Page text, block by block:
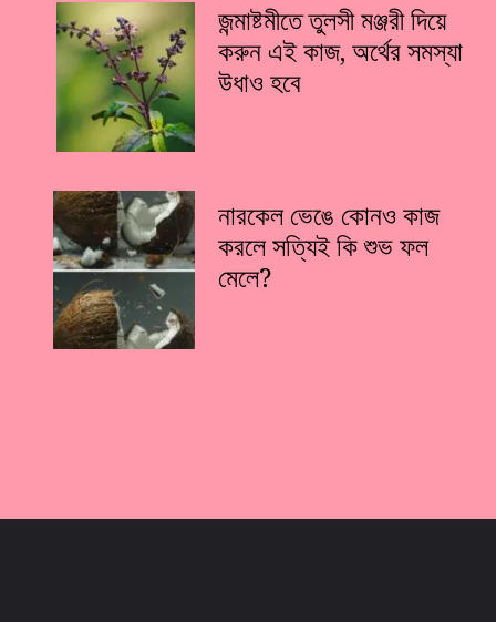
নারকেল ভেঙে কোনও কাজ
করলে সত্যিই কি শুভ ফল
মেলে?
জন্মাষ্টমীতে তুলসী মঞ্জরী দিয়ে
করুন এই কাজ, অর্থের সমস্যা
উধাও হবে